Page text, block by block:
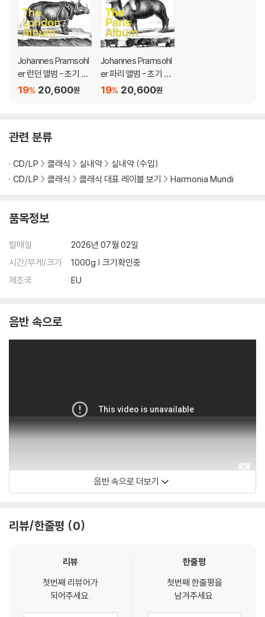
Johannes Pramsohl
er 런던 앨범 - 초기 잉
글랜드의 트리오 소나
20,600원
19%
Johannes Pramsohl
er 파리 앨범 - 초기 프
랑스의 트리오 소나타
20,600원
19%
관련 분류
CD/LP 클래식 실내악
실내악 (수입)
CD/LP
클래식 클래식 대표 레이블 보기 Harmonia Mundi
품목정보
발매일
2026년 07월 02일
시간/무게/크기
1000g | 크기확인중
제조국
EU
음반 속으로
음반 속으로 더보기
리뷰/한줄평 0
리뷰
첫번째 리뷰어가
되어주세요.
한줄평
첫번째 한줄평을
남겨주세요.